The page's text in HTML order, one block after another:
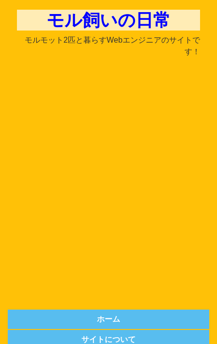
モル飼いの日常
モルモット2匹と暮らすWebエンジニアのサイトで
す！
ホーム
サイトについて